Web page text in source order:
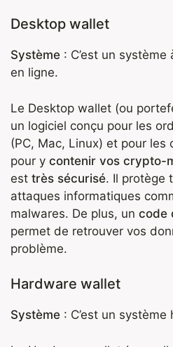
Desktop wallet
Système : C’est un
en ligne.
Le Desktop wallet (ou
un logiciel conçu pour les
(PC, Mac, Linux) et pour
pour y contenir vos crypto-
est très sécurisé. Il protège
attaques informatiques
malwares. De plus, un code
permet de retrouver vos
problème.
Hardware wallet
Système : C’est un système